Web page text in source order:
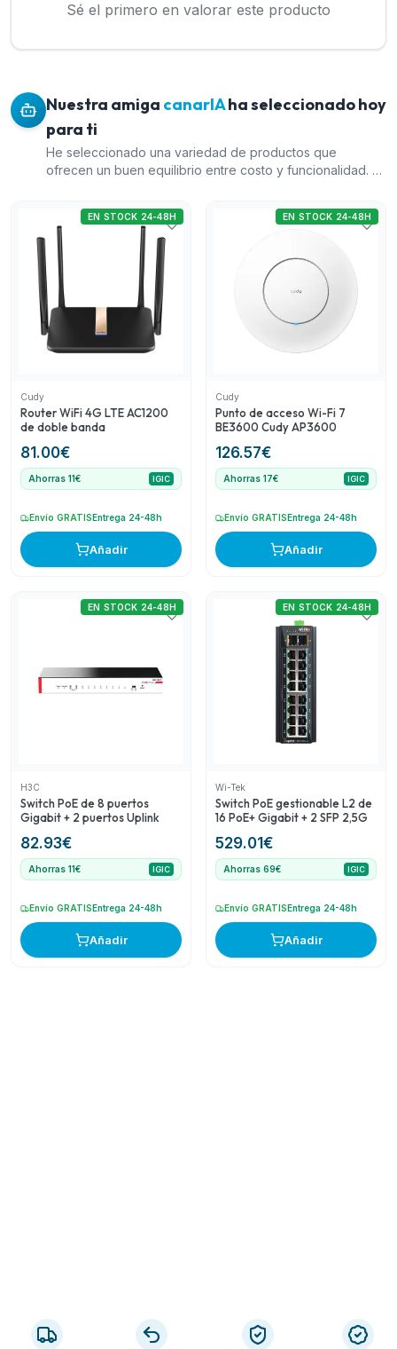
Sé el primero en valorar este producto
Nuestra amiga canarIAha seleccionado hoy
para ti
He seleccionado una variedad de productos que
ofrecen un buen equilibrio entre costo y funcionalidad. El
(índice 6) es ideal para usuarios que necesitan
conectividad 4G en el hogar o la oficina. El Punto de
acceso Wi-Fi 7 BE3600 Cudy AP3600 (índice 2) ofrece la
tecnología Wi-Fi 7 más reciente, prometiendo altas
velocidades y capacidad para múltiples dispositivos. El
Switch PoE de 8 puertos Gigabit + 2 puertos Uplink de
H3C (índice 4) es esencial para expandir redes en
entornos corporativos, proporcionando energía y datos a
través de Ethernet. Finalmente, el Switch PoE gestionable
un manejo robusto de redes con capacidad PoE para
dispositivos múltiples.
Cudy
Router WiFi 4G LTE AC1200
de doble banda
81.00€
EN STOCK 24-48H
Ahorras 11€ IGIC
Envío GRATISEntrega 24-48h
Añadir
Cudy
Punto de acceso Wi-Fi 7
BE3600 Cudy AP3600
126.57€
EN STOCK 24-48H
Ahorras 17€ IGIC
Envío GRATISEntrega 24-48h
Añadir
H3C
Switch PoE de 8 puertos
Gigabit + 2 puertos Uplink
82.93€
EN STOCK 24-48H
Ahorras 11€ IGIC
Envío GRATIS Entrega 24-48h
Añadir
Wi-Tek
Switch PoE gestionable L2 de
16 PoE+ Gigabit + 2 SFP 2,5G
529.01€
EN STOCK 24-48H
Ahorras 69€ IGIC
Envío GRATIS Entrega 24-48h
Añadir